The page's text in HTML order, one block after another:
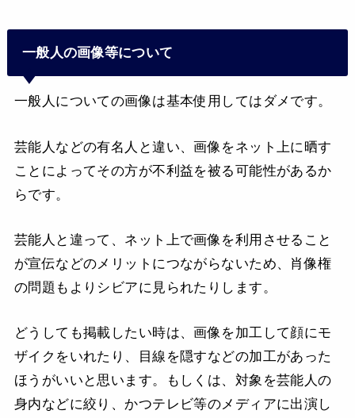
一般人の画像等について
一般人についての画像は基本使用してはダメです。
芸能人などの有名人と違い、画像をネット上に晒す
ことによってその方が不利益を被る可能性があるか
らです。
芸能人と違って、ネット上で画像を利用させること
が宣伝などのメリットにつながらないため、肖像権
の問題もよりシビアに見られたりします。
どうしても掲載したい時は、画像を加工して顔にモ
ザイクをいれたり、目線を隠すなどの加工があった
ほうがいいと思います。もしくは、対象を芸能人の
身内などに絞り、かつテレビ等のメディアに出演し